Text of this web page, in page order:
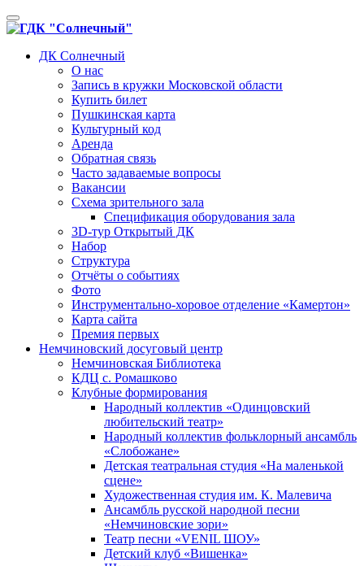
Toggle
navigation
ДК Солнечный
О нас
Запись в кружки Московской области
Купить билет
Пушкинская карта
Культурный код
Аренда
Обратная связь
Часто задаваемые вопросы
Вакансии
Схема зрительного зала
Спецификация оборудования зала
3D-тур Открытый ДК
Набор
Структура
Отчёты о событиях
Фото
Инструментально-хоровое отделение «Камертон»
Карта сайта
Премия первых
Немчиновский досуговый центр
Немчиновская Библиотека
КДЦ с. Ромашково
Клубные формирования
Народный коллектив «Одинцовский
любительский театр»
Народный коллектив фольклорный ансамбль
«Слобожане»
Детская театральная студия «На маленькой
сцене»
Художественная студия им. К. Малевича
Ансамбль русской народной песни
«Немчиновские зори»
Театр песни «VENIL ШОУ»
Детский клуб «Вишенка»